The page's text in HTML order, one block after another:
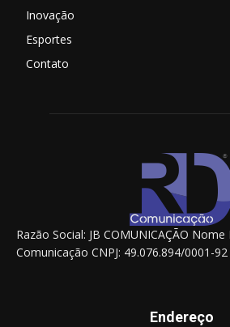
Inovação
Esportes
Contato
Razão Social: JB COMUNICAÇÃO Nome
Comunicação CNPJ: 49.076.894/0001-92
Endereço